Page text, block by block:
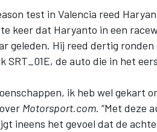
test in Valencia reed
keer dat Haryanto in een
geleden. Hij reed dertig
SRT_01E, de auto die in het
ik heb wel gekart
Motorsport.com. “Met deze
ineens het gevoel dat de